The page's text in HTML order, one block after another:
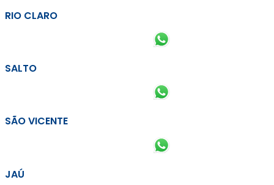
RIO CLARO
SALTO
SÃO VICENTE
JAÚ